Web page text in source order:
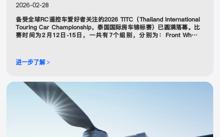
2026-02-28
备受全球RC遥控车爱好者关注的2026 TITC（Thailand International
Touring Car Championship，泰国国际房车锦标赛）已圆满落幕。比
赛时间为2月12日-15日，一共有7个组别，分别为：Front Wheel
进一步了解 >